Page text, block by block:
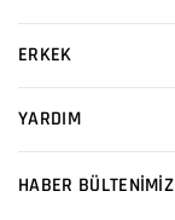
ERKEK
YARDIM
HABER